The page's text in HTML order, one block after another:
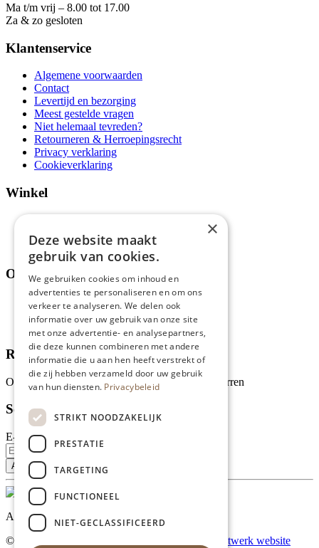
Ma t/m vrij – 8.00 tot 17.00
Za & zo gesloten
Klantenservice
Algemene voorwaarden
Contact
Levertijd en bezorging
Meest gestelde vragen
Niet helemaal tevreden?
Retourneren & Herroepingsrecht
Privacy verklaring
Cookieverklaring
Winkel
Assortiment
Thema's
Over ons
Wie zijn wij?
Recepten
Tips
Recensies
Onze klanten waarderen ons met 4.9 van de 5 sterren
Schrijf je in voor onze nieuwsbrief
E-mailadres
Al onze prijzen zijn incl. BTW
© Copyright 2026 Limburgs Bakwinkeltje |
Maatwerk website
×
Deze website maakt
gebruik van cookies.
We gebruiken cookies om inhoud en
advertenties te personaliseren en om ons
verkeer te analyseren. We delen ook
informatie over uw gebruik van onze site
met onze advertentie- en analysepartners,
die deze kunnen combineren met andere
informatie die u aan hen heeft verstrekt of
die zij hebben verzameld door uw gebruik
van hun diensten. Privacybeleid
STRIKT NOODZAKELIJK
PRESTATIE
TARGETING
FUNCTIONEEL
NIET-GECLASSIFICEERD